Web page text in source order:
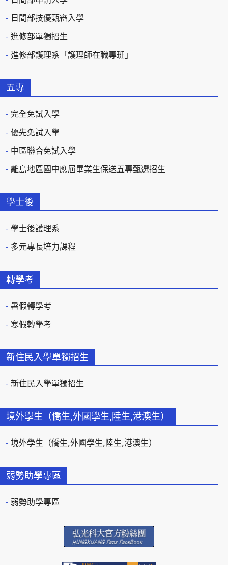
日間部技優甄審入學
進修部單獨招生
進修部護理系「護理師在職專班」
五專
完全免試入學
優先免試入學
中區聯合免試入學
離島地區國中應屆畢業生保送五專甄選招生
學士後
學士後護理系
多元專長培力課程
轉學考
暑假轉學考
寒假轉學考
新住民入學單獨招生
新住民入學單獨招生
境外學生（僑生,外國學生,陸生,港澳生）
境外學生（僑生,外國學生,陸生,港澳生）
弱勢助學專區
弱勢助學專區